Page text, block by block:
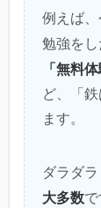
例えば
勉強をし
「無料
ど、「
ます。
ダラダラ
大多数で